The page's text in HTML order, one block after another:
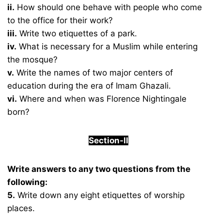
ii. How should one behave with people who come
to the office for their work?
iii. Write two etiquettes of a park.
iv. What is necessary for a Muslim while entering
the mosque?
v. Write the names of two major centers of
education during the era of Imam Ghazali.
vi. Where and when was Florence Nightingale
born?
Section-II
Write answers to any two questions from the
following:
5. Write down any eight etiquettes of worship
places.